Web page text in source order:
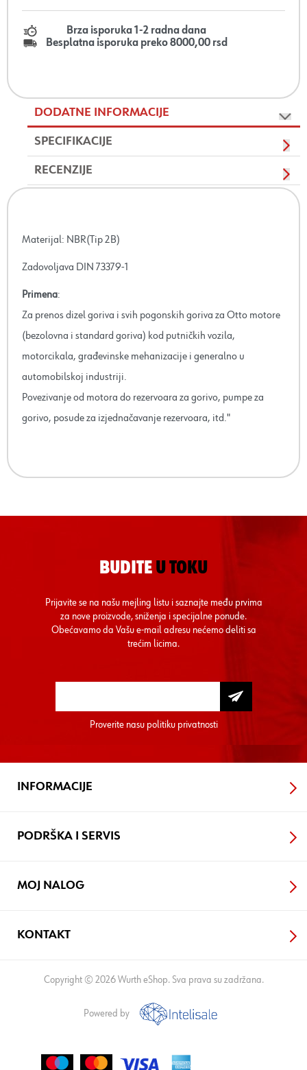
Brza isporuka 1-2 radna dana
Besplatna isporuka preko 8000,00 rsd
DODATNE INFORMACIJE
SPECIFIKACIJE
RECENZIJE
Materijal: NBR(Tip 2B)
Zadovoljava DIN 73379-1
Primena:
Za prenos dizel goriva i svih pogonskih goriva za Otto motore
(bezolovna i standard goriva) kod putničkih vozila,
motorcikala, građevinske mehanizacije i generalno u
automobilskoj industriji.
Povezivanje od motora do rezervoara za gorivo, pumpe za
gorivo, posude za izjednačavanje rezervoara, itd."
BUDITE U TOKU
Prijavite se na našu mejling listu i saznajte među prvima
za nove proizvode, sniženja i specijalne ponude.
Obećavamo da Vašu e-mail adresu nećemo deliti sa
trećim licima.
Proverite nasu politiku privatnosti
INFORMACIJE
PODRŠKA I SERVIS
MOJ NALOG
KONTAKT
Copyright © 2026 Wurth eShop. Sva prava su zadržana.
Powered by